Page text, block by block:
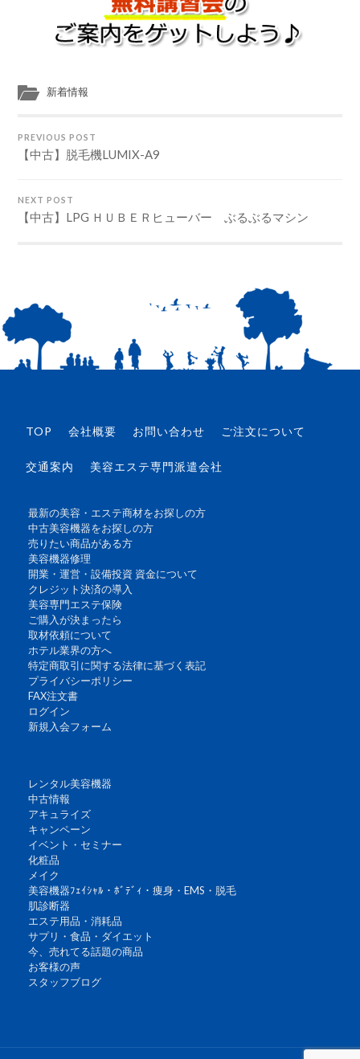
新着情報
PREVIOUS POST
【中古】脱毛機LUMIX-A9
NEXT POST
【中古】LPG ＨＵＢＥＲヒューバー ぶるぶるマシン
TOP 会社概要 お問い合わせ ご注文について
交通案内 美容エステ専門派遣会社
最新の美容・エステ商材をお探しの方
中古美容機器をお探しの方
売りたい商品がある方
美容機器修理
開業・運営・設備投資 資金について
クレジット決済の導入
美容専門エステ保険
ご購入が決まったら
取材依頼について
ホテル業界の方へ
特定商取引に関する法律に基づく表記
プライバシーポリシー
FAX注文書
ログイン
新規入会フォーム
レンタル美容機器
中古情報
アキュライズ
キャンペーン
イベント・セミナー
化粧品
メイク
美容機器ﾌｪｲｼｬﾙ・ﾎﾞﾃﾞｨ・痩身・EMS・脱毛
肌診断器
エステ用品・消耗品
サプリ・食品・ダイエット
今、売れてる話題の商品
お客様の声
スタッフブログ